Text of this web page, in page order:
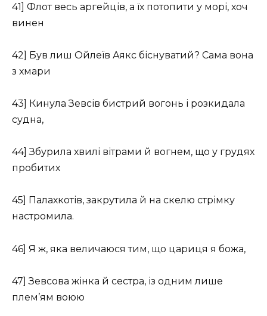
41] Флот весь аргейців, а їх потопити у морі, хоч
винен
42] Був лиш Ойлеїв Аякс біснуватий? Сама вона
з хмари
43] Кинула Зевсів бистрий вогонь і розкидала
судна,
44] Збурила хвилі вітрами й вогнем, що у грудях
пробитих
45] Палахкотів, закрутила й на скелю стрімку
настромила.
46] Я ж, яка величаюся тим, що цариця я божа,
47] Зевсова жінка й сестра, із одним лише
плем’ям воюю